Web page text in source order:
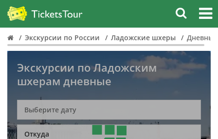
Экскурсии по России Ладожские шхеры Дневные
Экскурсии по Ладожским
шхерам дневные
Откуда